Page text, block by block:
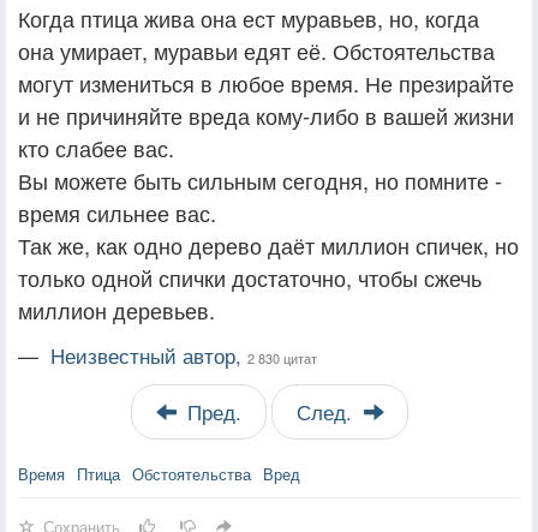
Когда птица жива она ест муравьев, но, когда
она умирает, муравьи едят её. Обстоятельства
могут измениться в любое время. Не презирайте
и не причиняйте вреда кому-либо в вашей жизни
кто слабее вас.
Вы можете быть сильным сегодня, но помните -
время сильнее вас.
Так же, как одно дерево даёт миллион спичек, но
только одной спички достаточно, чтобы сжечь
миллион деревьев.
— Неизвестный автор, 2 830 цитат
Пред. След.
Время Птица Обстоятельства Вред
Сохранить